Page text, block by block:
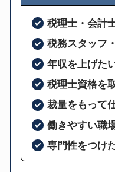
税理士・会計
税務スタッフ
年収を上げた
税理士資格を
裁量をもって
働きやすい職
専門性をつけ